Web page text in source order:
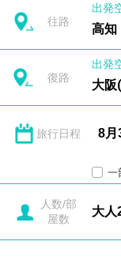
往路
出発
高知
復路
出発
大阪
旅行日程
一
人数/部
屋数